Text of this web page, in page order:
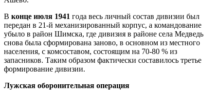
В конце июля 1941 года весь личный состав дивизии был
передан в 21-й механизированный корпус, а командование
убыло в район Шимска, где дивизия в районе села Медведь
снова была сформирована заново, в основном из местного
населения, с комсоставом, состоящим на 70-80 % из
запасников. Таким образом фактически составилось третье
формирование дивизии.
Лужская оборонительная операция